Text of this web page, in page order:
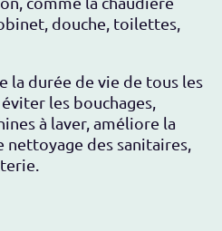
douche, toilettes,
la durée de vie de tous les
les bouchages,
à laver, améliore la
des sanitaires,